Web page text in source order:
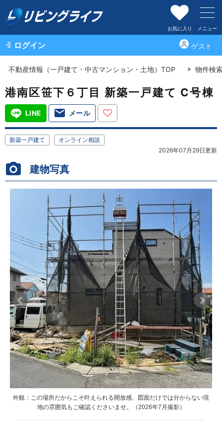
お気に入り メニュー
ログイン ゲスト
不動産情報（一戸建て・中古マンション・土地）TOP 物件検
港南区笹下６丁目 新築一戸建て C号棟
LINE メール
新築一戸建て
オンライン相談
2026年07月29日更新
建物写真
外観：この場所だからこそ叶えられる開放感、図面だけでは分からない現
地の雰囲気もご確認くださいませ。（2026年7月撮影）
外観：この場所だからこそ叶えられる開放感、図面だけでは分からない現
地の雰囲気もご確認くださいませ。（2026年7月撮影）